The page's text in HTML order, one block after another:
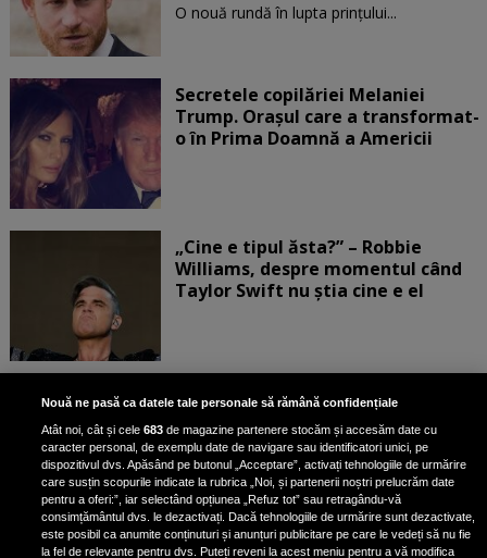
O nouă rundă în lupta prinţului...
Secretele copilăriei Melaniei
Trump. Orașul care a transformat-
o în Prima Doamnă a Americii
„Cine e tipul ăsta?” – Robbie
Williams, despre momentul când
Taylor Swift nu știa cine e el
Bruce Dickinson, solistul trupei
Iron Maiden, şi-a arătat talentul
de scrimer la un concurs în Franţa
Nicki Minaj, acuzată de agresiune
Nouă ne pasă ca datele tale personale să rămână confidențiale
Atât noi, cât și cele683 de magazine partenere stocăm și accesăm date cu
caracter personal, de exemplu date de navigare sau identificatori unici, pe
dispozitivul dvs. Apăsând pe butonul „Acceptare”, activați tehnologiile de urmărire
care susțin scopurile indicate la rubrica „Noi, și partenerii noștri prelucrăm date
pentru a oferi:”, iar selectând opțiunea „Refuz tot” sau retragându-vă
consimțământul dvs. le dezactivați. Dacă tehnologiile de urmărire sunt dezactivate,
este posibil ca anumite conținuturi și anunțuri publicitare pe care le vedeți să nu fie
la fel de relevante pentru dvs. Puteți reveni la acest meniu pentru a vă modifica